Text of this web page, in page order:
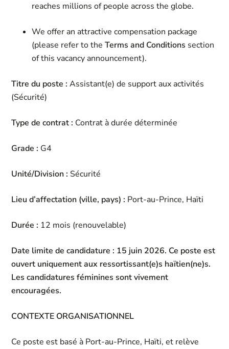
reaches millions of people across the globe.
We offer an attractive compensation package
(please refer to theTerms and Conditions section
of this vacancy announcement).
Titre du poste : Assistant(e) de support aux activités
(Sécurité)
Type de contrat : Contrat à durée déterminée
Grade : G4
Unité/Division : Sécurité
Lieu d’affectation (ville, pays) : Port-au-Prince, Haïti
Durée : 12 mois (renouvelable)
Date limite de candidature : 15 juin 2026. Ce poste est
ouvert uniquement aux ressortissant(e)s haïtien(ne)s.
Les candidatures féminines sont vivement
encouragées.
CONTEXTE ORGANISATIONNEL
Ce poste est basé à Port-au-Prince, Haïti, et relève